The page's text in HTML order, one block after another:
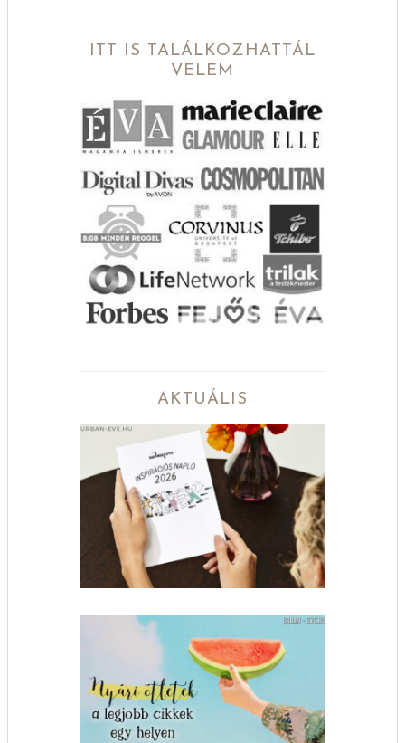
ITT IS TALÁLKOZHATTÁL
VELEM
AKTUÁLIS